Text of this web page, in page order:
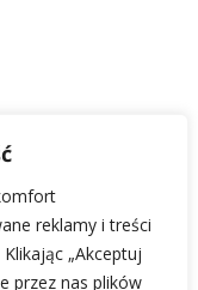
reklamy i treści
„Akceptuj
przez nas plików
tylko strefa